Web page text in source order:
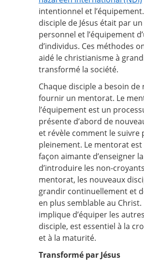
intentionnel et
disciple de Jésus était par
personnel et l’équipement
d’individus. Ces méthodes
aidé le christianisme à
transformé la société.
Chaque disciple a besoin de
fournir un mentorat. Le
l’équipement est un
présente d’abord de
et révèle comment le
pleinement. Le mentorat
façon aimante d’enseigner
d’introduire les non-
mentorat, les nouveaux
grandir continuellement et
en plus semblable au
implique d’équiper les
disciple, est essentiel à la
et à la maturité.
Transformé par Jésus